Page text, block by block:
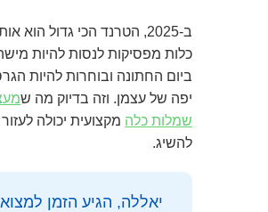
ב-2025, הטרנד הכי גדול הוא
כלות מפסיקות לנסות להיות
ביום החתונה ובוחרות להיות
יפה של עצמן. וזה בדיוק מה ש
שמלות כלה מקצועית יכולה לעזור
להשיג.
יאללה, הגיע הזמן